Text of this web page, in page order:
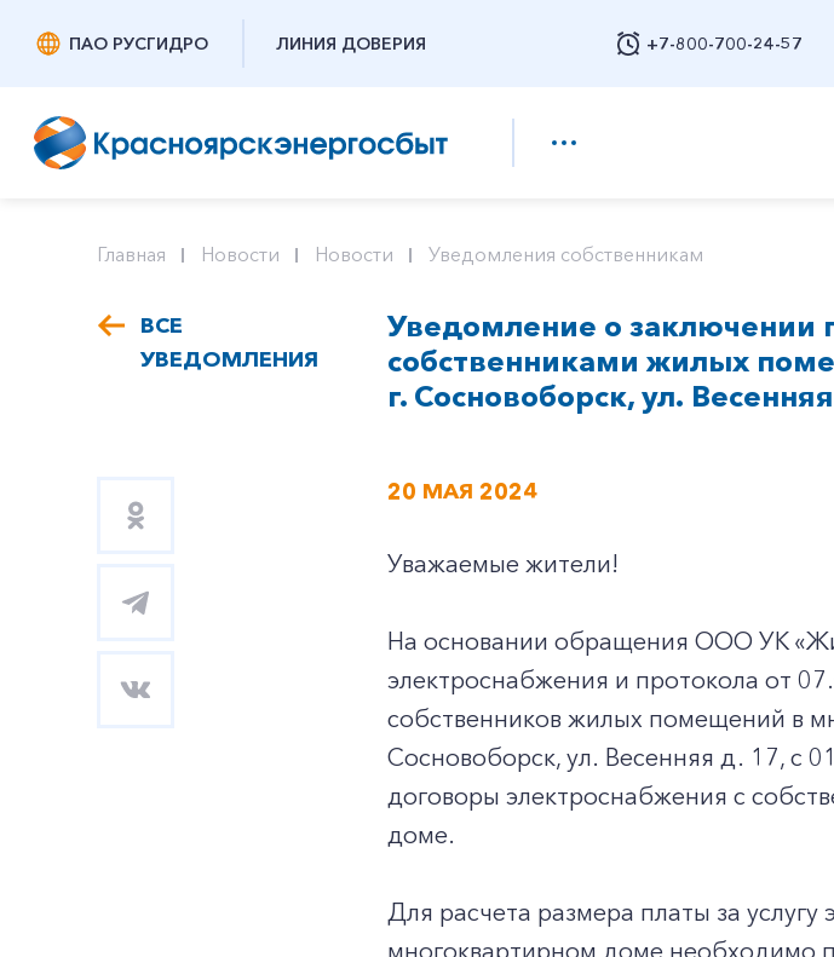
ПАО РУСГИДРО ЛИНИЯ ДОВЕРИЯ +7-800-700-24-57
Заказать обратный
Главная Новости Новости Уведомления собственникам
ВСЕ
УВЕДОМЛЕНИЯ
Уведомление о заключении
собственниками жилых
г. Сосновоборск, ул.
20 МАЯ 2024
Уважаемые жители!
На основании обращения ООО УК
электроснабжения и протокола от
собственников жилых помещений в
Сосновоборск, ул. Весенняя д. 17, с
договоры электроснабжения с
доме.
Для расчета размера платы за
многоквартирном доме необходимо